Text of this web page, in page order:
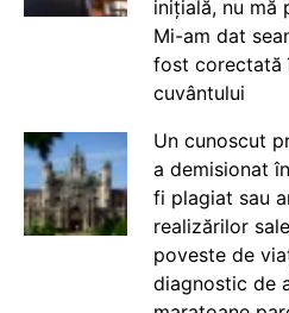
inițială, nu mă
Mi-am dat
fost corectată
cuvântului
Un cunoscut
a demisionat
fi plagiat sau
realizărilor
poveste de
diagnostic de